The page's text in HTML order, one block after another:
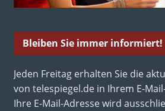
Bleiben Sie immer informiert!
Jeden Freitag erhalten Sie die
von telespiegel.de in Ihrem E-
Ihre E-Mail-Adresse wird